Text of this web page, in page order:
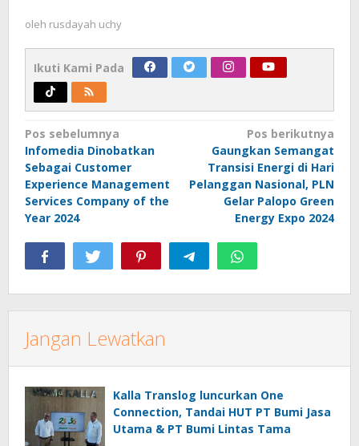
oleh rusdayah uchy
Ikuti Kami Pada
Navigasi
pos
Pos sebelumnya
Infomedia Dinobatkan
Sebagai Customer
Experience Management
Services Company of the
Year 2024
Pos berikutnya
Gaungkan Semangat
Transisi Energi di Hari
Pelanggan Nasional, PLN
Gelar Palopo Green
Energy Expo 2024
Jangan Lewatkan
Kalla Translog luncurkan One
Connection, Tandai HUT PT Bumi Jasa
Utama & PT Bumi Lintas Tama